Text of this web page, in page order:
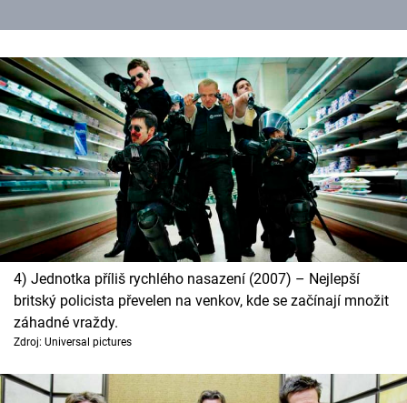
4) Jednotka příliš rychlého nasazení (2007) – Nejlepší
britský policista převelen na venkov, kde se začínají množit
záhadné vraždy.
Zdroj: Universal pictures